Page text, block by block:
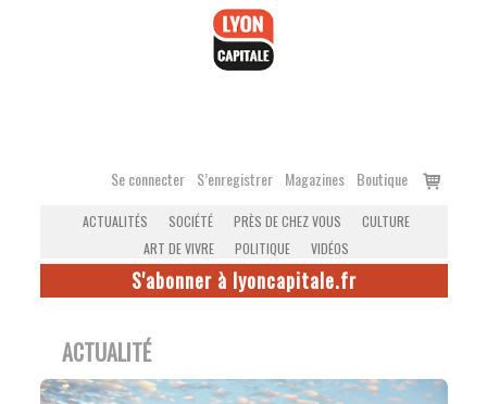
Se connecter S’enregistrer Magazines Boutique
Voir
ACTUALITÉS SOCIÉTÉ PRÈS DE CHEZ VOUS
CULTURE
ART DE VIVRE
POLITIQUE VIDÉOS
S'abonner à lyoncapitale.fr
ACTUALITÉ